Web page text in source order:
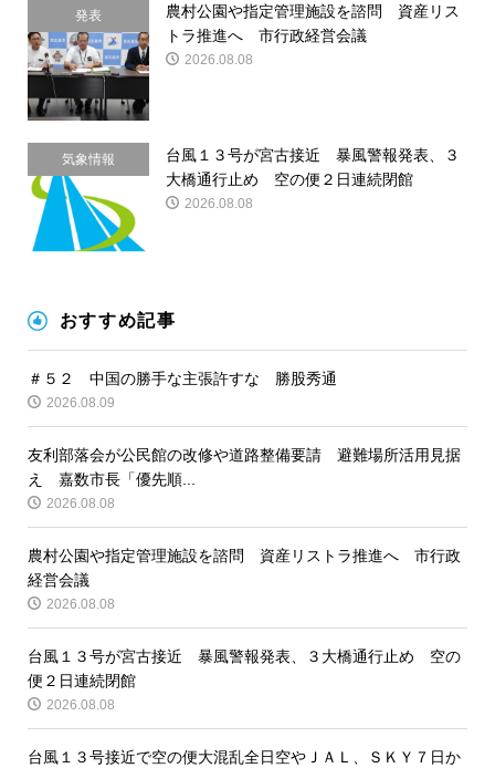
発表
農村公園や指定管理施設を諮問 資産リス
トラ推進へ 市行政経営会議
2026.08.08
気象情報
台風１３号が宮古接近 暴風警報発表、３
大橋通行止め 空の便２日連続閉館
2026.08.08
おすすめ記事
＃５２ 中国の勝手な主張許すな 勝股秀通
2026.08.09
友利部落会が公民館の改修や道路整備要請 避難場所活用見据
え 嘉数市長「優先順...
2026.08.08
農村公園や指定管理施設を諮問 資産リストラ推進へ 市行政
経営会議
2026.08.08
台風１３号が宮古接近 暴風警報発表、３大橋通行止め 空の
便２日連続閉館
2026.08.08
台風１３号接近で空の便大混乱全日空やＪＡＬ、ＳＫＹ７日か